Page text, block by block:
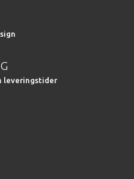
leveringstider